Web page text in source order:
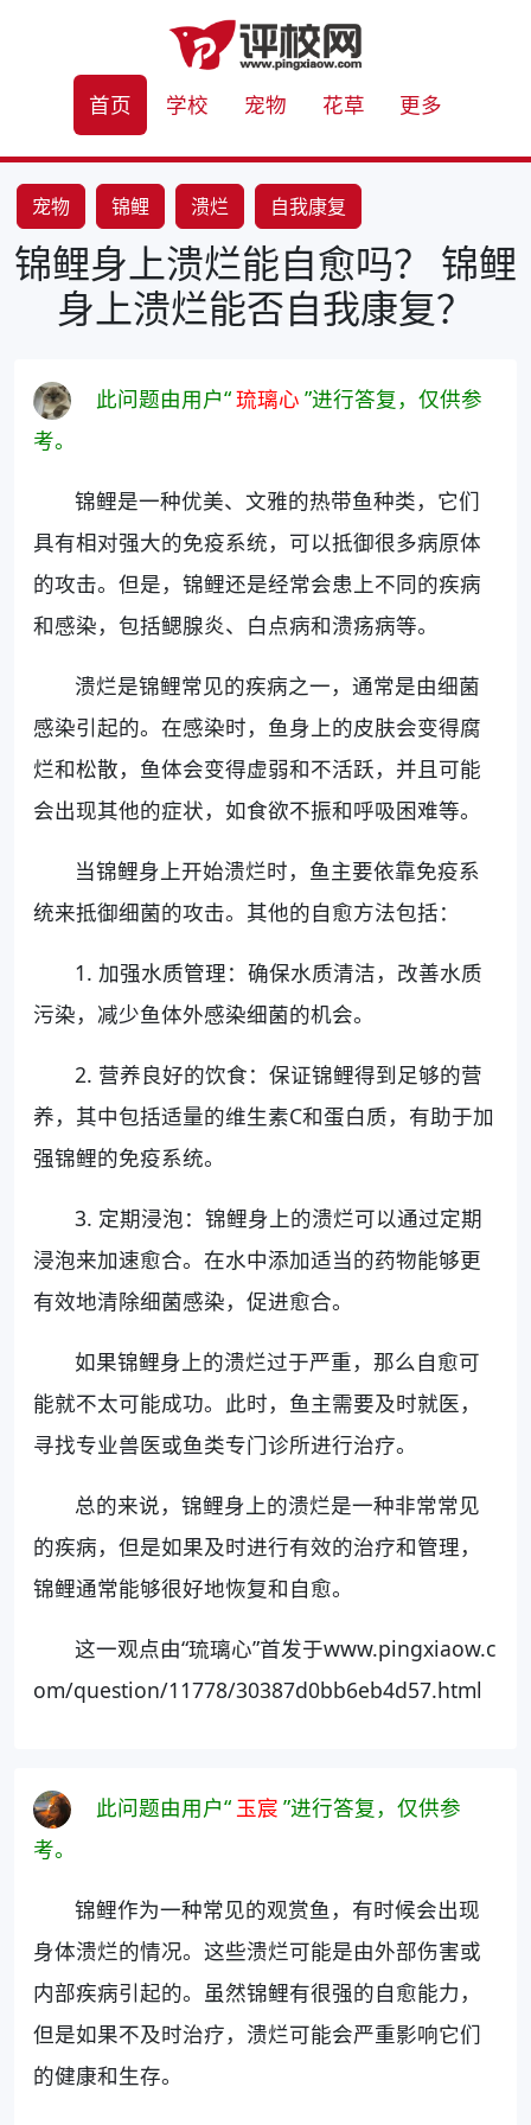
首页 学校 宠物 花草 更多
宠物 锦鲤 溃烂 自我康复
锦鲤身上溃烂能自愈吗？ 锦鲤
身上溃烂能否自我康复？
此问题由用户“琉璃心 ”进行答复，仅供参
考。
锦鲤是一种优美、文雅的热带鱼种类，它们
具有相对强大的免疫系统，可以抵御很多病原体
的攻击。但是，锦鲤还是经常会患上不同的疾病
和感染，包括鳃腺炎、白点病和溃疡病等。
溃烂是锦鲤常见的疾病之一，通常是由细菌
感染引起的。在感染时，鱼身上的皮肤会变得腐
烂和松散，鱼体会变得虚弱和不活跃，并且可能
会出现其他的症状，如食欲不振和呼吸困难等。
当锦鲤身上开始溃烂时，鱼主要依靠免疫系
统来抵御细菌的攻击。其他的自愈方法包括：
1. 加强水质管理：确保水质清洁，改善水质
污染，减少鱼体外感染细菌的机会。
2. 营养良好的饮食：保证锦鲤得到足够的营
养，其中包括适量的维生素C和蛋白质，有助于加
强锦鲤的免疫系统。
3. 定期浸泡：锦鲤身上的溃烂可以通过定期
浸泡来加速愈合。在水中添加适当的药物能够更
有效地清除细菌感染，促进愈合。
如果锦鲤身上的溃烂过于严重，那么自愈可
能就不太可能成功。此时，鱼主需要及时就医，
寻找专业兽医或鱼类专门诊所进行治疗。
总的来说，锦鲤身上的溃烂是一种非常常见
的疾病，但是如果及时进行有效的治疗和管理，
锦鲤通常能够很好地恢复和自愈。
这一观点由“琉璃心”首发于www.pingxiaow.c
om/question/11778/30387d0bb6eb4d57.html
此问题由用户“ 玉宸 ”进行答复，仅供参
考。
锦鲤作为一种常见的观赏鱼，有时候会出现
身体溃烂的情况。这些溃烂可能是由外部伤害或
内部疾病引起的。虽然锦鲤有很强的自愈能力，
但是如果不及时治疗，溃烂可能会严重影响它们
的健康和生存。